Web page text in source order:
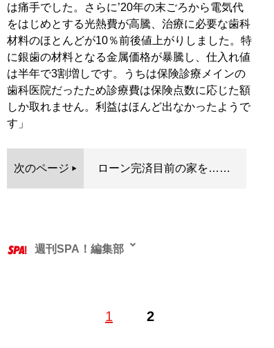
は痛手でした。さらに’20年の末ごろから電気代
をはじめとする光熱費が高騰、治療に必要な歯科
材料のほとんどが10％前後値上がりしました。特
に銀歯の材料となる金属価格が暴騰し、仕入れ値
は半年で3割増しです。うちは保険診療メインの
歯科医院だったため診療費は保険点数に応じた額
しか取れません。利益はほんど出なかったようで
す」
次のページ ローン完済目前の家を……
1 2
週刊SPA！編集部